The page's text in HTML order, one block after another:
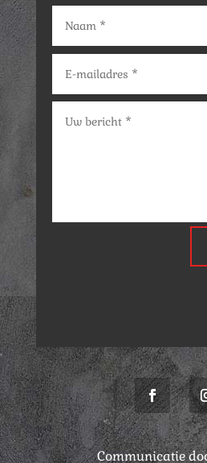
Communicatie